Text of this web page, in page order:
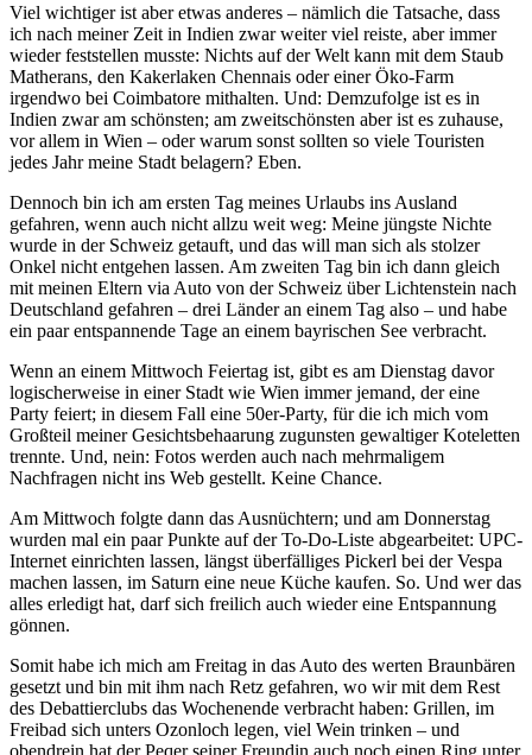
Viel wichtiger ist aber etwas anderes – nämlich die Tatsache, dass
ich nach meiner Zeit in Indien zwar weiter viel reiste, aber immer
wieder feststellen musste: Nichts auf der Welt kann mit dem Staub
Matherans, den Kakerlaken Chennais oder einer Öko-Farm
irgendwo bei Coimbatore mithalten. Und: Demzufolge ist es in
Indien zwar am schönsten; am zweitschönsten aber ist es zuhause,
vor allem in Wien – oder warum sonst sollten so viele Touristen
jedes Jahr meine Stadt belagern? Eben.
Dennoch bin ich am ersten Tag meines Urlaubs ins Ausland
gefahren, wenn auch nicht allzu weit weg: Meine jüngste Nichte
wurde in der Schweiz getauft, und das will man sich als stolzer
Onkel nicht entgehen lassen. Am zweiten Tag bin ich dann gleich
mit meinen Eltern via Auto von der Schweiz über Lichtenstein nach
Deutschland gefahren – drei Länder an einem Tag also – und habe
ein paar entspannende Tage an einem bayrischen See verbracht.
Wenn an einem Mittwoch Feiertag ist, gibt es am Dienstag davor
logischerweise in einer Stadt wie Wien immer jemand, der eine
Party feiert; in diesem Fall eine 50er-Party, für die ich mich vom
Großteil meiner Gesichtsbehaarung zugunsten gewaltiger Koteletten
trennte. Und, nein: Fotos werden auch nach mehrmaligem
Nachfragen nicht ins Web gestellt. Keine Chance.
Am Mittwoch folgte dann das Ausnüchtern; und am Donnerstag
wurden mal ein paar Punkte auf der To-Do-Liste abgearbeitet: UPC-
Internet einrichten lassen, längst überfälliges Pickerl bei der Vespa
machen lassen, im Saturn eine neue Küche kaufen. So. Und wer das
alles erledigt hat, darf sich freilich auch wieder eine Entspannung
gönnen.
Somit habe ich mich am Freitag in das Auto des werten Braunbären
gesetzt und bin mit ihm nach Retz gefahren, wo wir mit dem Rest
des Debattierclubs das Wochenende verbracht haben: Grillen, im
Freibad sich unters Ozonloch legen, viel Wein trinken – und
obendrein hat der Peqer seiner Freundin auch noch einen Ring unter